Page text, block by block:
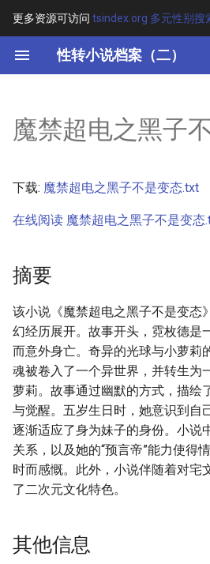
更多资源可访问 tsindex.org 多元性别搜
性转小说档案（二）
键
开
搜
索
其他信息
正文
魔禁超电之黑子
下载: 魔禁超电之黑子不是变态.txt
在线阅读 魔禁超电之黑子不是变态
摘要
该小说《魔禁超电之黑子不是变态
幻经历展开。故事开头，霓枚德是
而意外身亡。奇异的光球与小萝莉
魂被卷入了一个异世界，并转生为
萝莉。故事通过幽默的方式，描绘
与觉醒。五岁生日时，她意识到自
逐渐适应了身为妹子的身份。小说
关系，以及她的“预言帝”能力使得
时而感慨。此外，小说伴随着对宅
了二次元文化特色。
其他信息